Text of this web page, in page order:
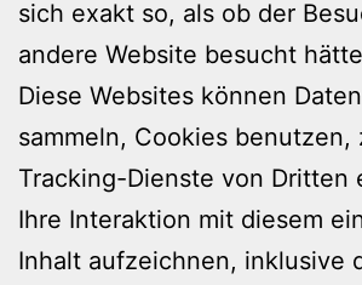
sich exakt so, als ob der
andere Website besucht
Diese Websites können
sammeln, Cookies benutzen,
Tracking-Dienste von Dritten
Ihre Interaktion mit diesem
Inhalt aufzeichnen, inklusive